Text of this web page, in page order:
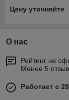
пластичная
Цену уточняйте
О нас
Рейтинг не
Менее 5
Работает с